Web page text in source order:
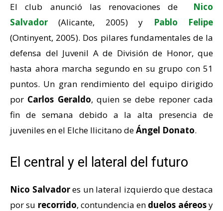
El club anunció las renovaciones de Nico
Salvador
(Alicante, 2005) y
Pablo Felipe
(Ontinyent, 2005). Dos pilares fundamentales de la
defensa del Juvenil A de División de Honor, que
hasta ahora marcha segundo en su grupo con 51
puntos. Un gran rendimiento del equipo dirigido
por Carlos Geraldo, quien se debe reponer cada
fin de semana debido a la alta presencia de
juveniles en el Elche Ilicitano deÁngel Donato.
El central y el lateral del futuro
Nico Salvadores un lateral izquierdo que destaca
por su recorrido, contundencia en duelos aéreosy